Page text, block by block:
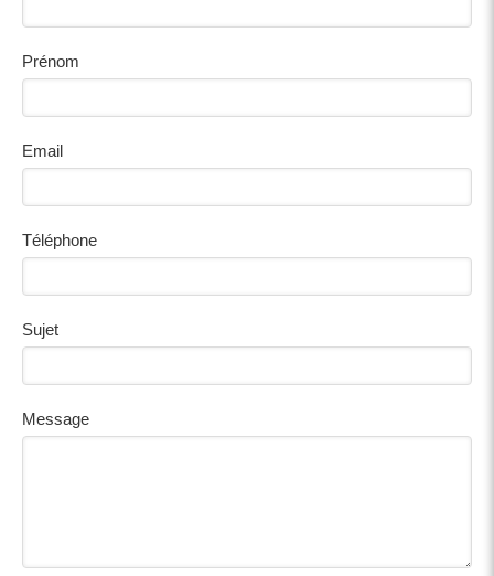
Prénom
Email
Téléphone
Sujet
Message